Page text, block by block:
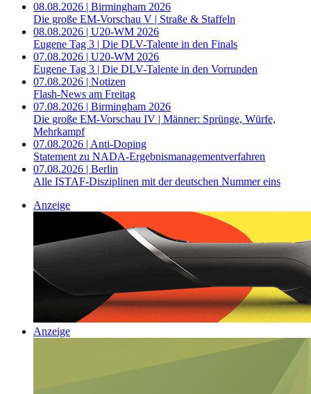
08.08.2026 | Birmingham 2026
Die große EM-Vorschau V | Straße & Staffeln
08.08.2026 | U20-WM 2026
Eugene Tag 3 | Die DLV-Talente in den Finals
07.08.2026 | U20-WM 2026
Eugene Tag 3 | Die DLV-Talente in den Vorrunden
07.08.2026 | Notizen
Flash-News am Freitag
07.08.2026 | Birmingham 2026
Die große EM-Vorschau IV | Männer: Sprünge, Würfe,
Mehrkampf
07.08.2026 | Anti-Doping
Statement zu NADA-Ergebnismanagementverfahren
07.08.2026 | Berlin
Alle ISTAF-Disziplinen mit der deutschen Nummer eins
Anzeige
Anzeige